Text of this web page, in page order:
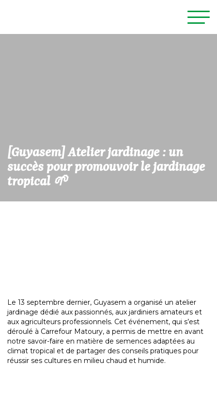
[Guyasem] Atelier jardinage : un
succès pour promouvoir le jardinage
tropical 🌱
Le 13 septembre dernier, Guyasem a organisé un atelier
jardinage dédié aux passionnés, aux jardiniers amateurs et
aux agriculteurs professionnels. Cet événement, qui s’est
déroulé à Carrefour Matoury, a permis de mettre en avant
notre savoir-faire en matière de semences adaptées au
climat tropical et de partager des conseils pratiques pour
réussir ses cultures en milieu chaud et humide.